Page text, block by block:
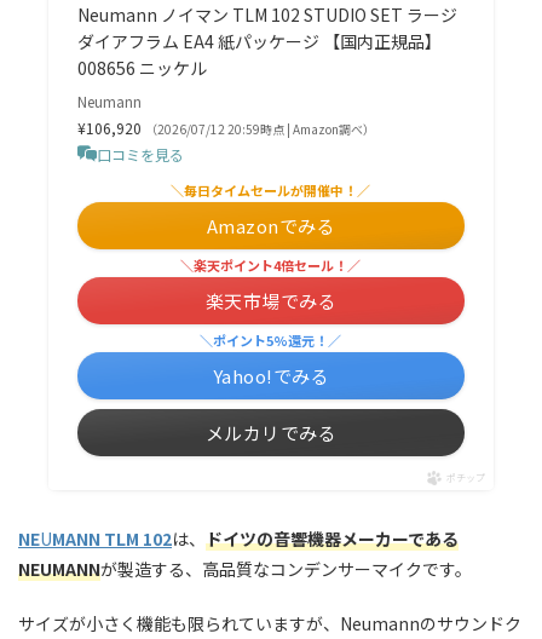
Neumann ノイマン TLM 102 STUDIO SET ラージ
ダイアフラム EA4 紙パッケージ 【国内正規品】
008656 ニッケル
Neumann
¥106,920
（2026/07/12 20:59時点 | Amazon調べ）
口コミを見る
＼毎日タイムセールが開催中！／
Amazonでみる
＼楽天ポイント4倍セール！／
楽天市場でみる
＼ポイント5%還元！／
Yahoo!でみる
メルカリでみる
ポチップ
NEUMANN TLM 102は、 ドイツの音響機器メーカーである
NEUMANNが製造する、高品質なコンデンサーマイクです。
サイズが小さく機能も限られていますが、Neumannのサウンドク